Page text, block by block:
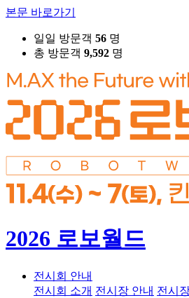
본문 바로가기
일일 방문객 56 명
총 방문객 9,592 명
2026 로보월드
전시회 안내
전시회 소개 전시장 안내 전시